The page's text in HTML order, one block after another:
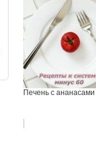
Печень с ананасами